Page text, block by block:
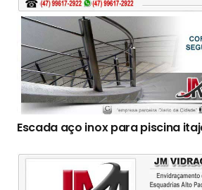
Escada aço inox para piscina